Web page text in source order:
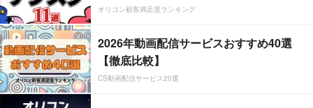
オリコン顧客満足度ランキング
2026年動画配信サービスおすすめ40選
【徹底比較】
CS動画配信サービス20選